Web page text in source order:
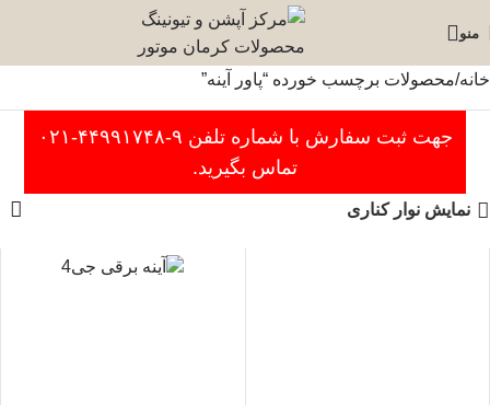
منو
خانه محصولات برچسب خورده “پاور آینه”
جهت ثبت سفارش با شماره تلفن ۹-۴۴۹۹۱۷۴۸-۰۲۱
تماس بگیرید.
نمایش نوار کناری